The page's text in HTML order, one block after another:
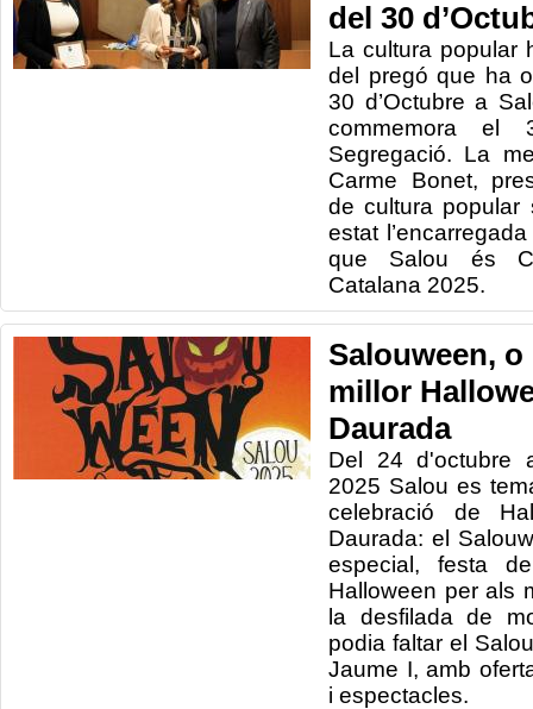
del 30
La cultura popular
del pregó que ha
30 d’Octubre a
commemora el
Segregació. La
Carme Bonet,
de cultura popular
estat
que Salou és
Catalana 2025.
Salouween,
millor
Daurada
Del 24 d'octubre
2025 Salou es
celebració de
Daurada: el
especial, festa
Halloween per als
la desfilada de
podia faltar el
Jaume I, amb
i espectacles.